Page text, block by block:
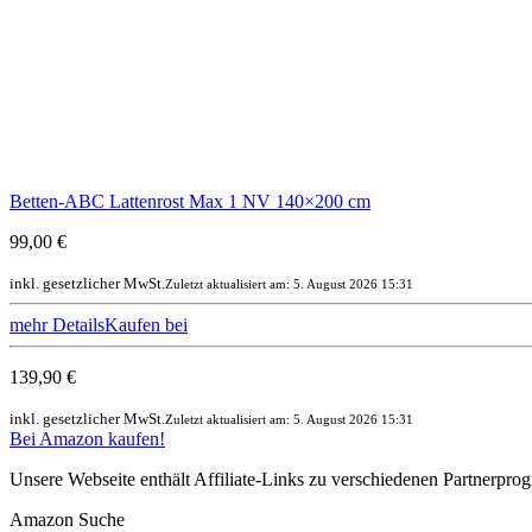
Betten-ABC Lattenrost Max 1 NV 140×200 cm
99,00 €
inkl. gesetzlicher MwSt. Zuletzt aktualisiert am: 5. August 2026 15:31
mehr DetailsKaufen bei
139,90 €
inkl. gesetzlicher MwSt. Zuletzt aktualisiert am: 5. August 2026 15:31
Bei Amazon kaufen!
Unsere Webseite enthält Affiliate-Links zu verschiedenen
Amazon Suche